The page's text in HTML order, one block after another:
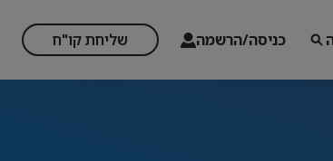
כניסה/הרשמה שליחת קו"ח